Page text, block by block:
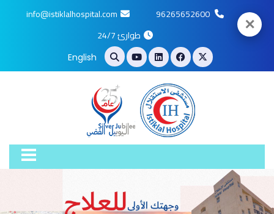
96265652600
info@istiklalhospital.com
طوارئ 24/7
English
✕